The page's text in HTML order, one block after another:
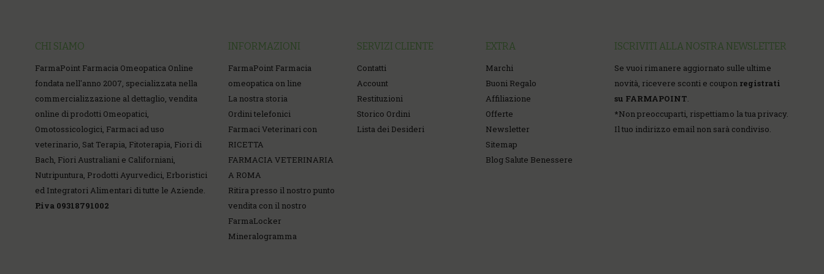
CHI SIAMO
FarmaPoint Farmacia Omeopatica Online
fondata nell'anno 2007, specializzata nella
commercializzazione al dettaglio, vendita
online di prodotti Omeopatici,
Omotossicologici, Farmaci ad uso
veterinario, Sat Terapia, Fitoterapia, Fiori di
Bach, Fiori Australiani e Californiani,
Nutripuntura, Prodotti Ayurvedici, Erboristici
ed Integratori Alimentari di tutte le Aziende.
P.iva 09318791002
INFORMAZIONI
FarmaPoint Farmacia
omeopatica on line
La nostra storia
Ordini telefonici
Farmaci Veterinari con
RICETTA
FARMACIA VETERINARIA
A ROMA
Ritira presso il nostro punto
vendita con il nostro
FarmaLocker
Mineralogramma
SERVIZI CLIENTE
Contatti
Account
Restituzioni
Storico Ordini
Lista dei Desideri
EXTRA
Marchi
Buoni Regalo
Affiliazione
Offerte
Newsletter
Sitemap
Blog Salute Benessere
ISCRIVITI ALLA NOSTRA NEWSLETTER
Se vuoi rimanere aggiornato sulle ultime
novità, ricevere sconti e coupon registrati
su FARMAPOINT.
*Non preoccuparti, rispettiamo la tua privacy.
Il tuo indirizzo email non sarà condiviso.